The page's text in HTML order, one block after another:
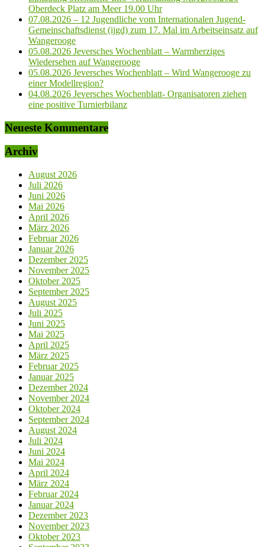
Oberdeck Platz am Meer 19.00 Uhr
07.08.2026 – 12 Jugendliche vom Internationalen Jugend-
Gemeinschaftsdienst (ijgd) zum 17. Mal im Arbeitseinsatz auf
Wangerooge
05.08.2026 Jeversches Wochenblatt – Warmherziges
Wiedersehen auf Wangerooge
05.08.2026 Jeversches Wochenblatt – Wird Wangerooge zu
einer Modellregion?
04.08.2026 Jeversches Wochenblatt- Organisatoren ziehen
eine positive Turnierbilanz
Neueste Kommentare
Archiv
August 2026
Juli 2026
Juni 2026
Mai 2026
April 2026
März 2026
Februar 2026
Januar 2026
Dezember 2025
November 2025
Oktober 2025
September 2025
August 2025
Juli 2025
Juni 2025
Mai 2025
April 2025
März 2025
Februar 2025
Januar 2025
Dezember 2024
November 2024
Oktober 2024
September 2024
August 2024
Juli 2024
Juni 2024
Mai 2024
April 2024
März 2024
Februar 2024
Januar 2024
Dezember 2023
November 2023
Oktober 2023